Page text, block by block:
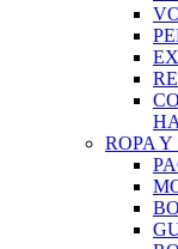
ROPA